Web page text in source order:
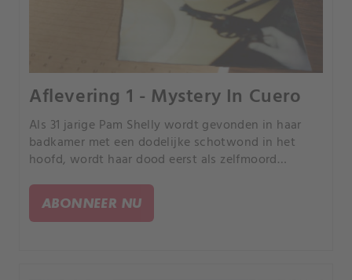
Aflevering 1 - Mystery In Cuero
Als 31 jarige Pam Shelly wordt gevonden in haar
badkamer met een dodelijke schotwond in het
hoofd, wordt haar dood eerst als zelfmoord
vasthoudend onderzoeker en zijn vermoeden van
vals spel lossen de zaak op.
ABONNEER NU